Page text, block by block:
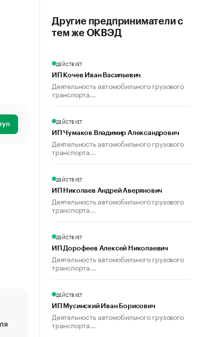
«От спорта тело стареет иначе». Как живет глава
создавшей GTA
Другие предприниматели с
тем же ОКВЭД
ДЕЙСТВУЕТ
ИП Кочев Иван Васильевич
Деятельность автомобильного грузового
транспорта...
ДЕЙСТВУЕТ
ИП Чумаков Владимир Александрович
Деятельность автомобильного грузового
транспорта...
ДЕЙСТВУЕТ
ИП Николаев Андрей Аверянович
Деятельность автомобильного грузового
транспорта...
ДЕЙСТВУЕТ
ИП Дорофеев Алексей Николаевич
Деятельность автомобильного грузового
транспорта...
ДЕЙСТВУЕТ
ИП Мусинский Иван Борисович
Деятельность автомобильного грузового
транспорта...